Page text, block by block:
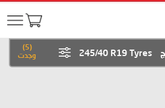
(
5
)
وجدت
245/40 R19 Tyres